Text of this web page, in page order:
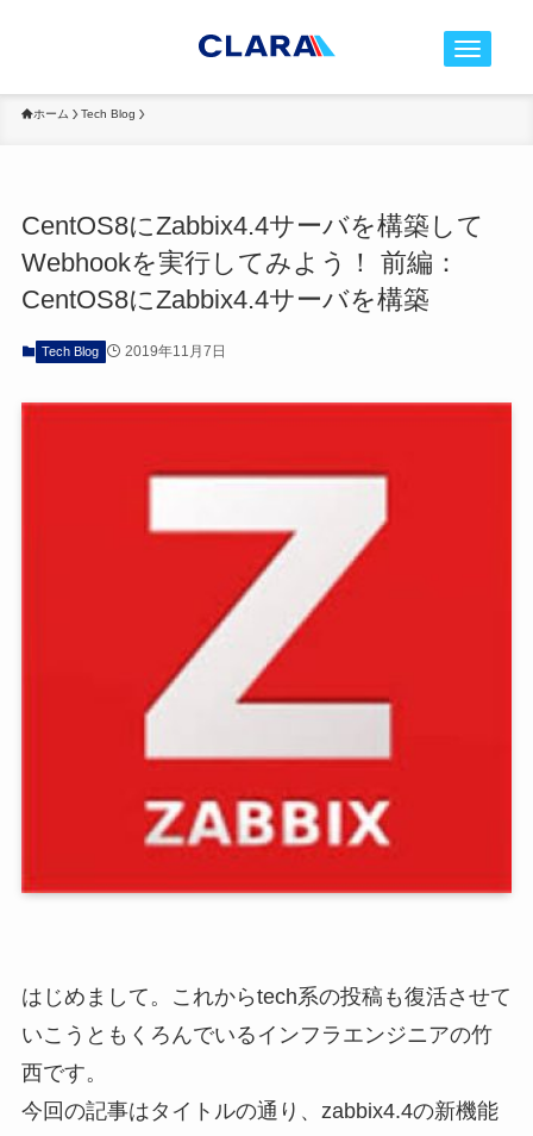
t
t
ホーム Tech Blog
CentOS8にZabbix4.4サーバを構築して
Webhookを実行してみよう！ 前編：
CentOS8にZabbix4.4サーバを構築
Tech Blog 2019年11月7日
はじめまして。これからtech系の投稿も復活させて
いこうともくろんでいるインフラエンジニアの竹
西です。
今回の記事はタイトルの通り、zabbix4.4の新機能